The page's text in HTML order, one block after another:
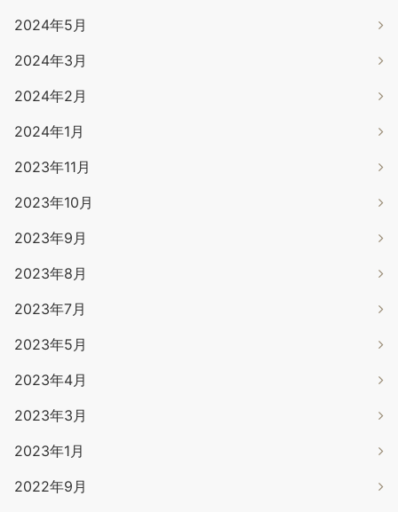
2024年5月
2024年3月
2024年2月
2024年1月
2023年11月
2023年10月
2023年9月
2023年8月
2023年7月
2023年5月
2023年4月
2023年3月
2023年1月
2022年9月